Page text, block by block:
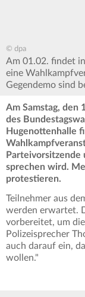
© dpa
Am 01.02. findet
eine
Gegendemo sind
Am Samstag, den
des
Hugenottenhalle
Parteivorsitzende
sprechen wird.
protestieren.
Teilnehmer aus
werden erwartet.
vorbereitet, um
Polizeisprecher
auch darauf ein,
wollen."